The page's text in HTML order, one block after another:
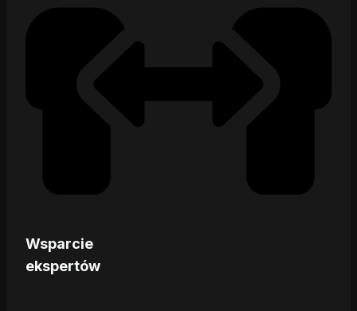
Wsparcie
ekspertów